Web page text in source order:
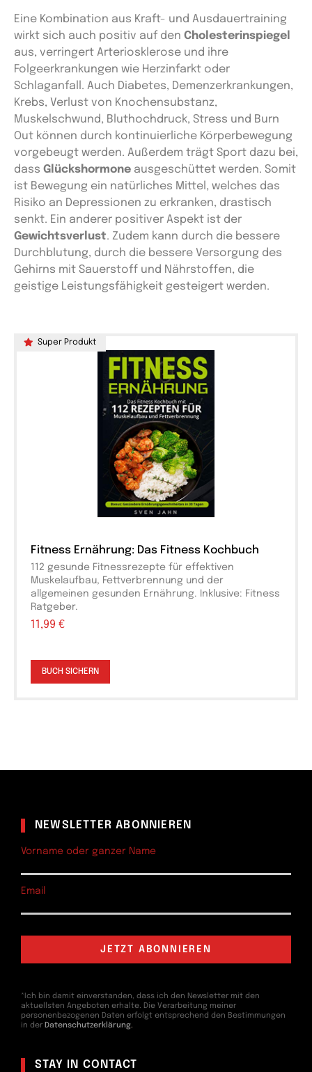
Eine Kombination aus Kraft- und Ausdauertraining
wirkt sich auch positiv auf den Cholesterinspiegel
aus, verringert Arteriosklerose und ihre
Folgeerkrankungen wie Herzinfarkt oder
Schlaganfall. Auch Diabetes, Demenzerkrankungen,
Krebs, Verlust von Knochensubstanz,
Muskelschwund, Bluthochdruck, Stress und Burn
Out können durch kontinuierliche Körperbewegung
vorgebeugt werden. Außerdem trägt Sport dazu bei,
dass Glückshormone ausgeschüttet werden. Somit
ist Bewegung ein natürliches Mittel, welches das
Risiko an Depressionen zu erkranken, drastisch
senkt. Ein anderer positiver Aspekt ist der
Gewichtsverlust. Zudem kann durch die bessere
Durchblutung, durch die bessere Versorgung des
Gehirns mit Sauerstoff und Nährstoffen, die
geistige Leistungsfähigkeit gesteigert werden.
Fitness Ernährung: Das Fitness Kochbuch
112 gesunde Fitnessrezepte für effektiven
Muskelaufbau, Fettverbrennung und der
allgemeinen gesunden Ernährung. Inklusive: Fitness
Ratgeber.
11,99 €
BUCH SICHERN
Super Produkt
STAY IN CONTACT
NEWSLETTER ABONNIEREN
Vorname oder ganzer Name
Email
*Ich bin damit einverstanden, dass ich den Newsletter mit den
aktuellsten Angeboten erhalte. Die Verarbeitung meiner
personenbezogenen Daten erfolgt entsprechend den Bestimmungen
in der Datenschutzerklärung.